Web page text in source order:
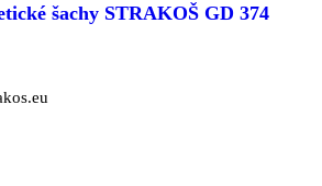
šachy STRAKOŠ GD 374